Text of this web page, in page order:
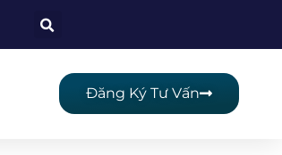
Đăng Ký Tư Vấn